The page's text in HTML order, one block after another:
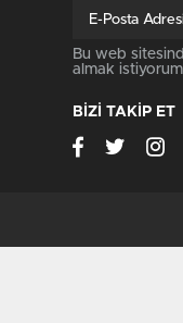
Bu web
almak istiyorum
BİZİ TAKİP ET